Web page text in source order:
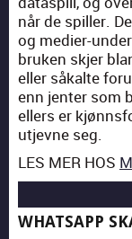
når de spiller.
og medi­er-
bruken skjer
eller såkalte
enn jen­ter som
ellers er
utjevne seg.
LES MER HOS
WHATSAPP